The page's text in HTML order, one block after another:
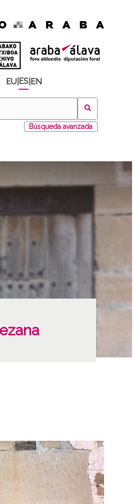
EU ES EN
Búsqueda avanzada